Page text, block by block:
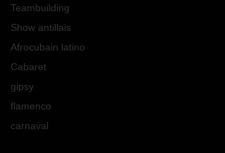
Teambuilding
Show antillais
Afrocubain latino
Cabaret
gipsy
flamenco
carnaval